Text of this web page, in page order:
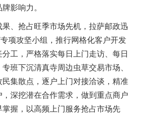
影响力。
抢占旺季市场先机，拉萨邮政迅
项攻坚小组，推行网格化客户开发
工，严格落实每日上门走访、每日
班下沉清真寺周边虫草交易市场、
集散点，逐户上门对接洽谈，精准
深挖潜在合作需求，做到重点商户
握，以高频上门服务抢占市场先